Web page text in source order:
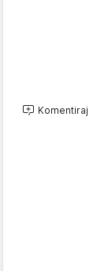
Komentiraj